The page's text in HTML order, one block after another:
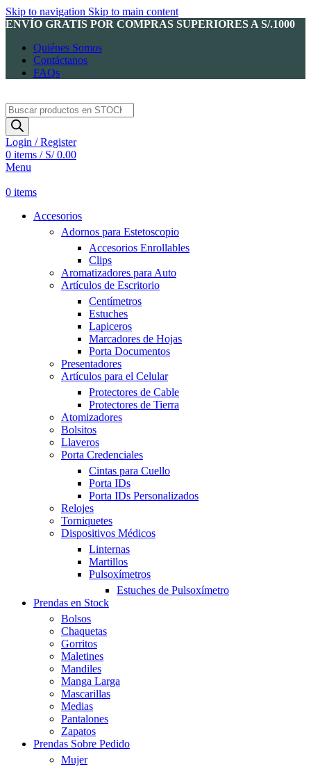
Skip to navigation Skip to main content
ENVÍO GRATIS POR COMPRAS SUPERIORES A S/.1000
Quiénes Somos
Contáctanos
FAQs
Products
search
Login / Register
0 items / S/0.00
Menu
0 items
Accesorios
Adornos para Estetoscopio
Accesorios Enrollables
Clips
Aromatizadores para Auto
Artículos de Escritorio
Centímetros
Estuches
Lapiceros
Marcadores de Hojas
Porta Documentos
Presentadores
Artículos para el Celular
Protectores de Cable
Protectores de Tierra
Atomizadores
Bolsitos
Llaveros
Porta Credenciales
Cintas para Cuello
Porta IDs
Porta IDs Personalizados
Relojes
Torniquetes
Dispositivos Médicos
Linternas
Martillos
Pulsoxímetros
Estuches de Pulsoxímetro
Prendas en Stock
Bolsos
Chaquetas
Gorritos
Maletines
Mandiles
Manga Larga
Mascarillas
Medias
Pantalones
Zapatos
Prendas Sobre Pedido
Mujer